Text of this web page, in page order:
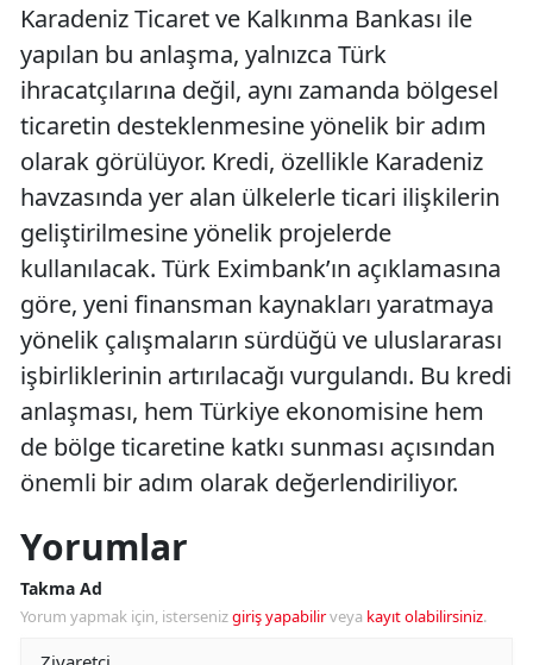
Karadeniz Ticaret ve Kalkınma Bankası ile
yapılan bu anlaşma, yalnızca Türk
ihracatçılarına değil, aynı zamanda bölgesel
ticaretin desteklenmesine yönelik bir adım
olarak görülüyor. Kredi, özellikle Karadeniz
havzasında yer alan ülkelerle ticari ilişkilerin
geliştirilmesine yönelik projelerde
kullanılacak. Türk Eximbank’ın açıklamasına
göre, yeni finansman kaynakları yaratmaya
yönelik çalışmaların sürdüğü ve uluslararası
işbirliklerinin artırılacağı vurgulandı. Bu kredi
anlaşması, hem Türkiye ekonomisine hem
de bölge ticaretine katkı sunması açısından
önemli bir adım olarak değerlendiriliyor.
Yorumlar
Takma Ad
Yorum yapmak için, istersenizgiriş yapabilirveya kayıt olabilirsiniz.